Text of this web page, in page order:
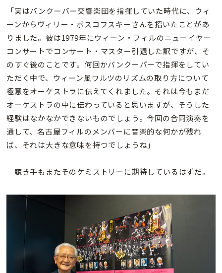
「実はバンクーバー交響楽団を指揮していた時代に、ウィ
ーンからヴィリー・ボスコフスキーさんを招いたことがあ
りました。彼は1979年にウィーン・フィルのニューイヤー
コンサートでコンサート・マスター引退した訳ですが、そ
のすぐ後のことです。何回かバンクーバーで指揮をしてい
ただく中で、ウィーン風ワルツのリズムの取り方について
極意をオーケストラに伝えてくれました。それは今もまだ
オーケストラの中に伝わっていると思いますが、そうした
経験はなかなかできないものでしょう。今回の合同演奏を
通して、名古屋フィルのメンバーに音楽的な何かが残れ
ば、それは大きな意味を持つでしょうね」
聴き手もまたそのケミストリーに期待しているはずだ。